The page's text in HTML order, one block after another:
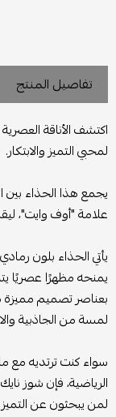
تفاصيل المنتج
اكتشف الأناقة
لمحبي التميز والابتكار.
يجمع هذا الحذاء بين
علامة "أوف وايت"،
يأتي الحذاء بلون
يمنحه مظهرًا عصريًا
بعناصر تصميم مميزة
لمسة من الجاذبية
سواء كنت ترتديه مع
الرياضية، فإن شوز
لمن يبحثون عن التميز